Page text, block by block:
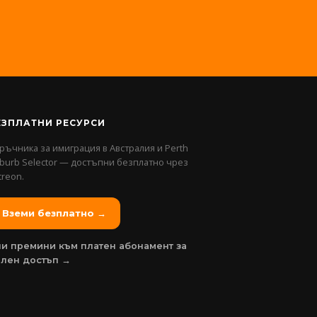
РЕСУРСИ
за имиграция в Австралия и Perth
Selector — достъпни безплатно чрез
Вземи безплатно →
премини към платен абонамент за
достъп →